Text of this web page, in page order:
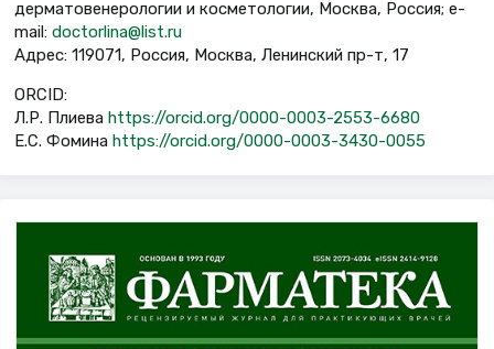
дерматовенерологии и косметологии, Москва, Россия; e-
mail: doctorlina@list.ru
Адрес: 119071, Россия, Москва, Ленинский пр-т, 17
ORCID:
Л.Р. Плиева https://orcid.org/0000-0003-2553-6680
Е.С. Фомина https://orcid.org/0000-0003-3430-0055